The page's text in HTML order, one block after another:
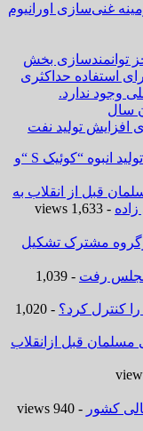
غنی‌سازی اورانیوم
توانمندسازی بخش
استفاده حداکثری
وجود ندارد.
افزایش تولید نفت
معرفی ۲ محصول جدید توسط سایپا/ تولید انبوه “کوئیک S “و
قبل از انقلاب به
- 1,633 views
مشترک تشکیل
- 1,039
کنترل کرد؟
- 1,020
مسلمان قبل ازانقلاب
کشور - 940 views